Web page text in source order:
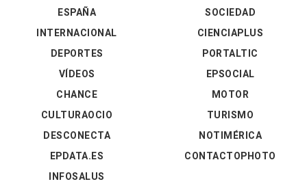
ESPAÑA
INTERNACIONAL
DEPORTES
VÍDEOS
SOCIEDAD
CIENCIAPLUS
PORTALTIC
EPSOCIAL
CHANCE
CULTURAOCIO
DESCONECTA
EPDATA.ES
INFOSALUS
MOTOR
TURISMO
NOTIMÉRICA
CONTACTOPHOTO